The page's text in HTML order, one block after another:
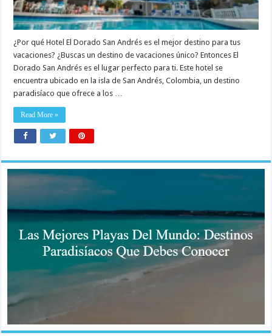
¿Por qué Hotel El Dorado San Andrés es el mejor destino para tus
vacaciones? ¿Buscas un destino de vacaciones único? Entonces El
Dorado San Andrés es el lugar perfecto para ti. Este hotel se
encuentra ubicado en la isla de San Andrés, Colombia, un destino
paradisíaco que ofrece a los …
Read More »